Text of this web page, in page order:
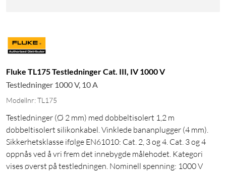
Fluke TL175 Testledninger Cat. III, IV 1000 V
Testledninger 1000 V, 10 A
Modellnr: TL175
Testledninger (Ø 2 mm) med dobbeltisolert 1,2 m
dobbeltisolert silikonkabel. Vinklede bananplugger (4 mm).
Sikkerhetsklasse ifølge EN61010: Cat. 2, 3 og 4. Cat. 3 og 4
oppnås ved å vri frem det innebygde målehodet. Kategori
vises øverst på testledningen. Nominell spenning: 1000 V